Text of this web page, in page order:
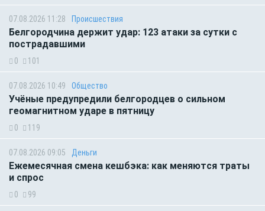
07.08.2026 11:28 Происшествия
Белгородчина держит удар: 123 атаки за сутки с
пострадавшими
0 101
07.08.2026 10:49 Общество
Учёные предупредили белгородцев о сильном
геомагнитном ударе в пятницу
0 119
07.08.2026 09:05 Деньги
Ежемесячная смена кешбэка: как меняются траты
и спрос
0 99